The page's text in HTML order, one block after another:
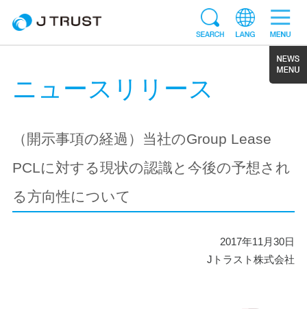
ニュースリリース
（開示事項の経過）当社のGroup Lease
PCLに対する現状の認識と今後の予想され
る方向性について
2017年11月30日
Jトラスト株式会社